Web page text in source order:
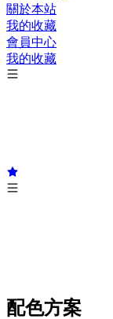
關於本站
我的收藏
會員中心
我的收藏
配色方案